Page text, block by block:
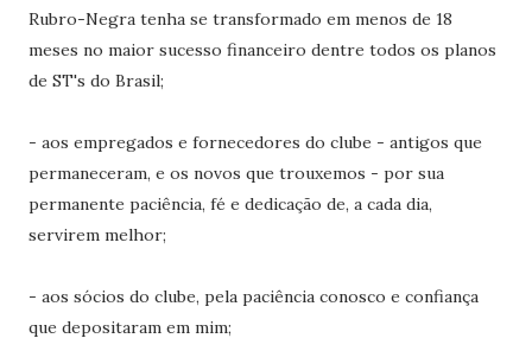
Rubro-Negra tenha se transformado em menos de 18
meses no maior sucesso financeiro dentre todos os planos
de ST's do Brasil;
- aos empregados e fornecedores do clube - antigos que
permaneceram, e os novos que trouxemos - por sua
permanente paciência, fé e dedicação de, a cada dia,
servirem melhor;
- aos sócios do clube, pela paciência conosco e confiança
que depositaram em mim;